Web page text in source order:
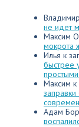
Владимир
не идет
Максим
мокрота
Илья к
быстрее
Максим к
Адам